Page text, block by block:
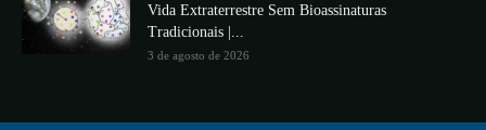
Vida Extraterrestre Sem Bioassinaturas
Tradicionais |...
3 de agosto de 2026